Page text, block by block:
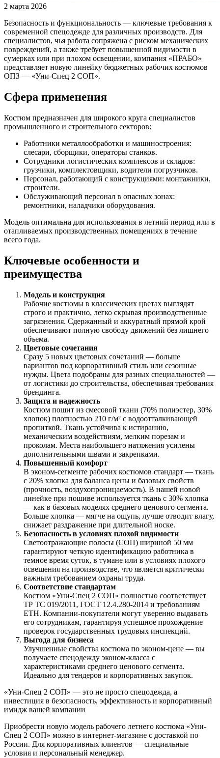
2 марта 2026
Безопасность и функциональность — ключевые требования к
современной спецодежде для различных производств. Для
специалистов, чья работа сопряжена с риском механических
повреждений, а также требует повышенной видимости в
сумерках или при плохом освещении, компания «ПРАБО»
представляет новую линейку бюджетных рабочих костюмов
ОПЗ — «Уни-Спец 2 СОП».
Сфера применения
Костюм предназначен для широкого круга специалистов
промышленного и строительного секторов:
Работники металлообработки и машиностроения:
слесари, сборщики, операторы станков.
Сотрудники логистических комплексов и складов:
грузчики, комплектовщики, водители погрузчиков.
Персонал, работающий с конструкциями: монтажники,
строители.
Обслуживающий персонал в опасных зонах:
ремонтники, наладчики оборудования.
Модель оптимальна для использования в летний период или в
отапливаемых производственных помещениях в течение
всего года.
Ключевые особенности и
преимущества
Модель и конструкция
Рабочие костюмы в классических цветах выглядят
строго и практично, легко скрывая производственные
загрязнения. Сдержанный и аккуратный прямой крой
обеспечивают полную свободу движений без лишнего
объема.
Цветовые сочетания
Сразу 5 новых цветовых сочетаний — больше
вариантов под корпоративный стиль или сезонные
нужды. Цвета подобраны для разных специальностей —
от логистики до строительства, обеспечивая требования
брендинга.
Защита и надежность
Костюм пошит из смесовой ткани (70% полиэстер, 30%
хлопок) плотностью 210 г/м² с водоотталкивающей
пропиткой. Ткань устойчива к истиранию,
механическим воздействиям, мелким порезам и
проколам. Места наибольшего натяжения усилены
дополнительными швами и закрепками.
Повышенный комфорт
В эконом-сегменте рабочих костюмов стандарт — ткань
с 20% хлопка для баланса цены и базовых свойств
(прочность, воздухопроницаемость). В нашей новой
линейке при пошиве используется ткань с 30% хлопка
— как в базовых моделях среднего ценового сегмента.
Больше хлопка — мягче на ощупь, лучше отводит влагу,
снижает раздражение при длительной носке.
Безопасность в условиях плохой видимости
Светоотражающие полосы (СОП) шириной 50 мм
гарантируют четкую идентификацию работника в
темное время суток, в тумане или в условиях плохого
освещения на производстве, что является критически
важным требованием охраны труда.
Соответствие стандартам
Костюм «Уни-Спец 2 СОП» полностью соответствует
ТР ТС 019/2011, ГОСТ 12.4.280-2014 и требованиям
ЕТН. Компании-покупатели могут уверенно выдавать
его сотрудникам, гарантируя успешное прохождение
проверок государственных трудовых инспекций.
Выгода для бизнеса
Улучшенные свойства костюма по эконом-цене — вы
получаете спецодежду эконом-класса с
характеристиками среднего ценового сегмента.
Идеально для тендеров и корпоративных закупок.
«Уни-Спец 2 СОП» — это не просто спецодежда, а
инвестиция в безопасность, эффективность и корпоративный
имидж вашей компании
Приобрести новую модель рабочего летнего костюма «Уни-
Спец 2 СОП» можно в интернет-магазине с доставкой по
России. Для корпоративных клиентов — специальные
условия и персональный менеджер.